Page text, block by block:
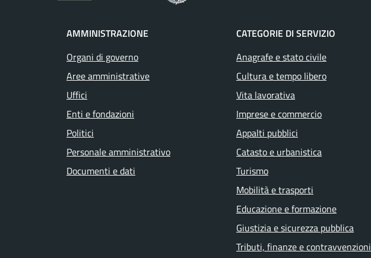
AMMINISTRAZIONE
Organi di governo
Aree amministrative
Uffici
Enti e fondazioni
Politici
Personale amministrativo
Documenti e dati
CATEGORIE DI SERVIZIO
Anagrafe e stato civile
Cultura e tempo libero
Vita lavorativa
Imprese e commercio
Appalti pubblici
Catasto e urbanistica
Turismo
Mobilità e trasporti
Educazione e formazione
Giustizia e sicurezza pubblica
Tributi, finanze e contravvenzioni